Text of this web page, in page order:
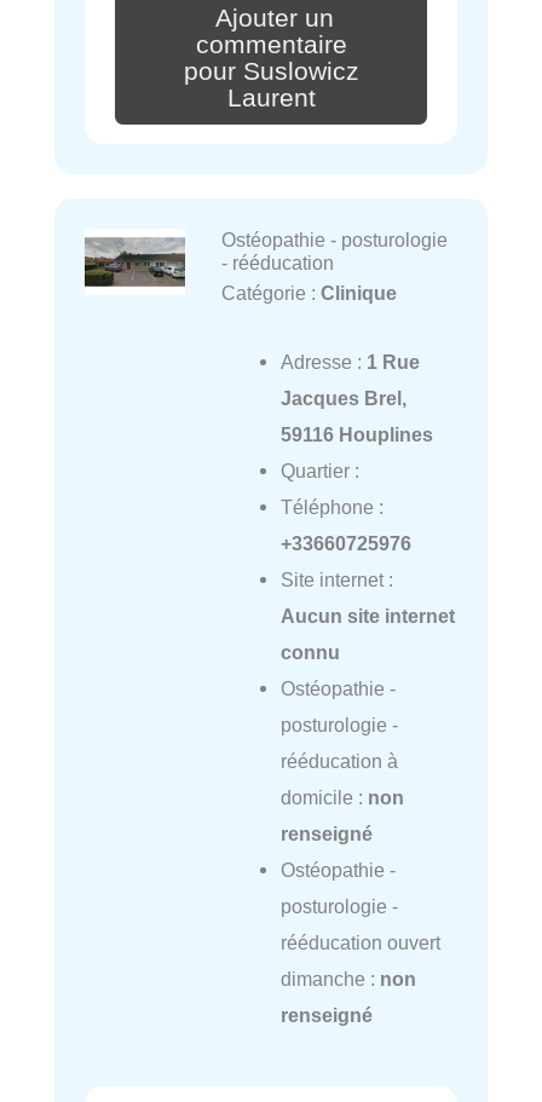
Ajouter un
commentaire
pour Suslowicz
Laurent
Ostéopathie - posturologie
- rééducation
Catégorie : Clinique
Adresse : 1 Rue
Jacques Brel,
59116 Houplines
Quartier :
Téléphone :
+33660725976
Site internet :
Aucun site internet
connu
Ostéopathie -
posturologie -
rééducation à
domicile : non
renseigné
Ostéopathie -
posturologie -
rééducation ouvert
dimanche : non
renseigné